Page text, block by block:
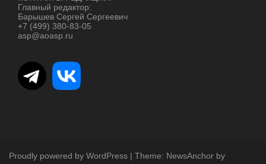
Главный редактор:
Барышев Сергей Сергеевич
+7 (499) 380-83-05
asp@aoasp.ru
Proudly powered by WordPress | Theme: NewsAnchor by